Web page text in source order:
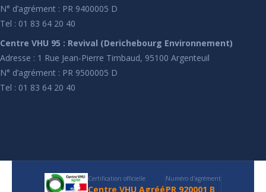
N° d’agrément : PR 9400005 D
Tel : 01 83 64 20 40
Centre VHU 95 : Revival (Derichebourg Environnement)
Adresse : 1 Rue Jean-Pierre Timbaud, 95100 Argenteuil
N° d’agrément : PR 9500005 D
Tel : 01 83 64 20 40
Certification officielle
Centre VHU Agréé
Numéro d'agrément
PR 920001 B